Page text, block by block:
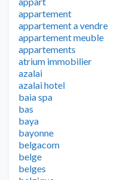
appartement
appartement a vendre
appartement meuble
appartements
atrium immobilier
azalai
azalai hotel
baia spa
bas
baya
bayonne
belgacom
belge
belges